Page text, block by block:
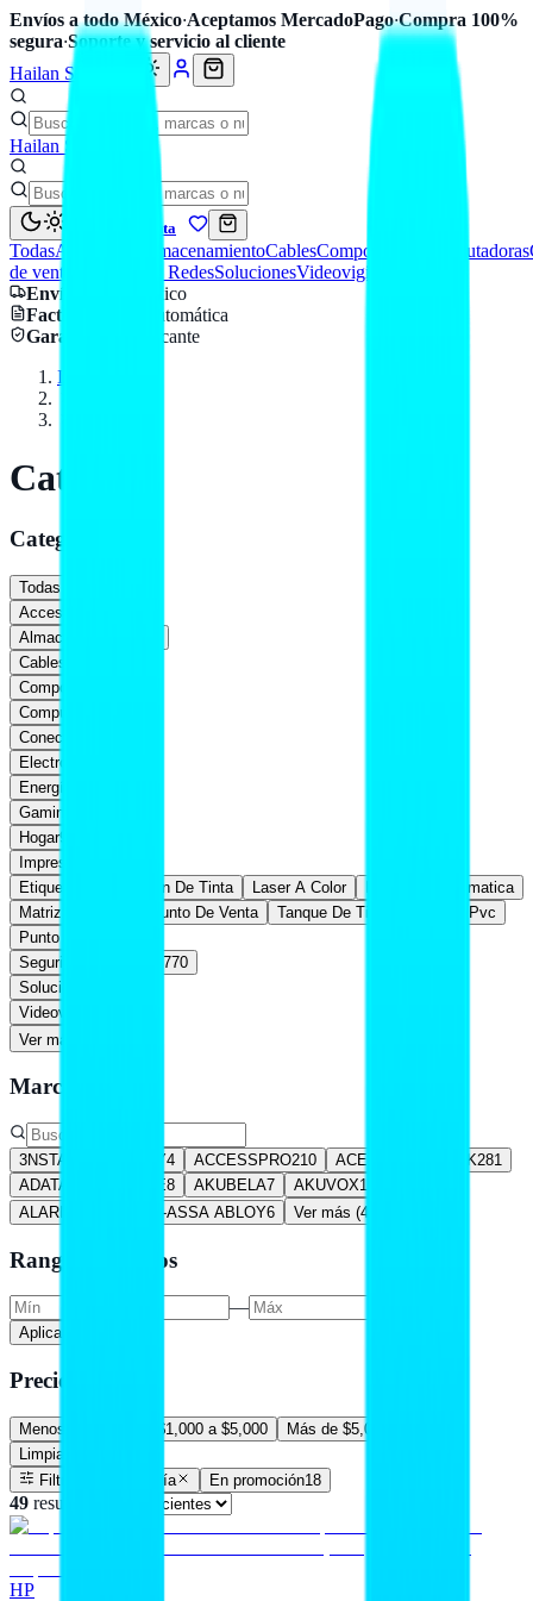
Envíos a todo México·Aceptamos MercadoPago·Compra 100%
segura·Soporte y servicio al cliente
Hailan Store
Hailan Store
Mi cuenta
TodasAccesorios AlmacenamientoCablesComponentes Computadoras
de venta
Seguridad y RedesSolucionesVideovigilancia
Envío
a todo México
Factura CFDI
automática
Garantía
de fabricante
Inicio
Catálogo
Categorías
Todas
Accesorios
Almacenamiento
Cables
Componentes
Computadoras
Conectividad
Electrónica
Energía
Gaming
Hogar93
Impresión
Etiquetas
Inyeccion De Tinta Laser A Color
Laser Monocromatica
Matriz De Punto
Punto De Venta Tanque De Tinta
Tarjetas Pvc
Punto de venta
Seguridad y Redes
9,770
Soluciones
Videovigilancia
Ver más (
Marca
3NSTAR ABLOY4 ACCESSPRO210 ACER ACTECK281
ADATA
AFORE8 AKUBELA7 AKUVOX13
ALARM CONTROLS-ASSA ABLOY6 Ver más (461
Rango de precios
—
Aplicar precio
Precios
Menos de $1,000 $1,000 a $5,000
Más de $5,000
Limpiar filtros
Filtros
Categoría En promoción18
49 resultado
HP